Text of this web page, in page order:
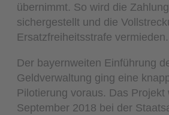
übernimmt. So wird die
sichergestellt und die
Ersatzfreiheitsstrafe vermieden.
Der bayernweiten Einführung
Geldverwaltung ging eine
Pilotierung voraus. Das Projekt
September 2018 bei der